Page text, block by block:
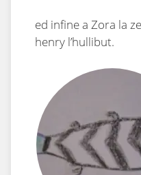
ed infine a Zora la
henry l’hullibut.